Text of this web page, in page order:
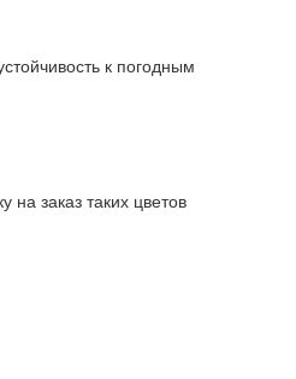
к погодным
на заказ таких цветов